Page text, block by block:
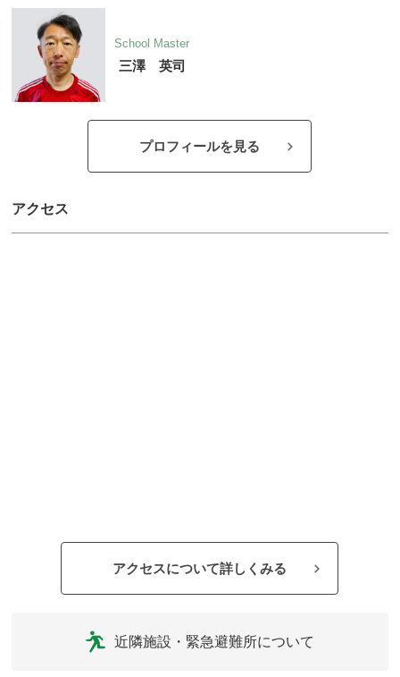
School Master
三澤 英司
プロフィールを見る
アクセス
アクセスについて詳しくみる
近隣施設・緊急避難所について